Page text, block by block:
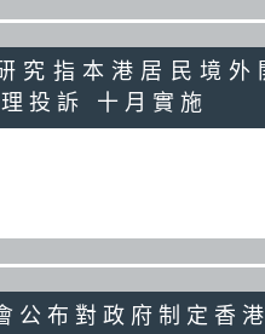
指本港居民境外
投訴 十月實施
對政府制定香港